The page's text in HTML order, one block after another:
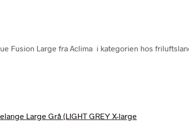
Fusion Large fra Aclima i kategorien hos